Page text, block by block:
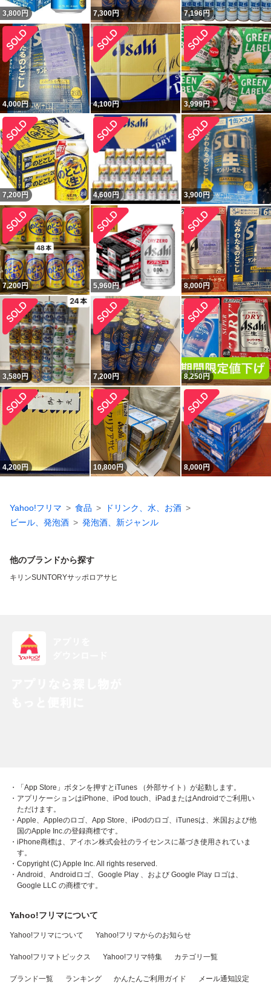
3,800 円 7,300円 7,196円
4,000円 4,100円 3,999円
7,200 円 4,600円 3,900円
7,200円 5,960円 8,000円
3,580円 7,200円 8,250円
4,200円 10,800円 8,000円
Yahoo!フリマ 食品
ドリンク、水、お酒
ビール、発泡酒
発泡酒、新ジャンル
他のブランドから探す
キリンSUNTORYサッポロ アサヒ
・「App Store」ボタンを押すとiTunes （外部サイト）が起動します。
・アプリケーションはiPhone、iPod touch、iPadまたはAndroidでご利用い
ただけます。
・Apple、Appleのロゴ、App Store、iPodのロゴ、iTunesは、米国および他
国のApple Inc.の登録商標です。
・iPhone商標は、アイホン株式会社のライセンスに基づき使用されていま
す。
・Copyright (C) Apple Inc. All rights reserved.
・Android、Androidロゴ、Google Play 、および Google Play ロゴは、
Google LLC の商標です。
Yahoo!フリマについて
Yahoo!フリマについて Yahoo!フリマからのお知らせ
Yahoo!フリマトピックス Yahoo!フリマ特集 カテゴリ一覧
ブランド一覧 ランキング かんたんご利用ガイド メール通知設定